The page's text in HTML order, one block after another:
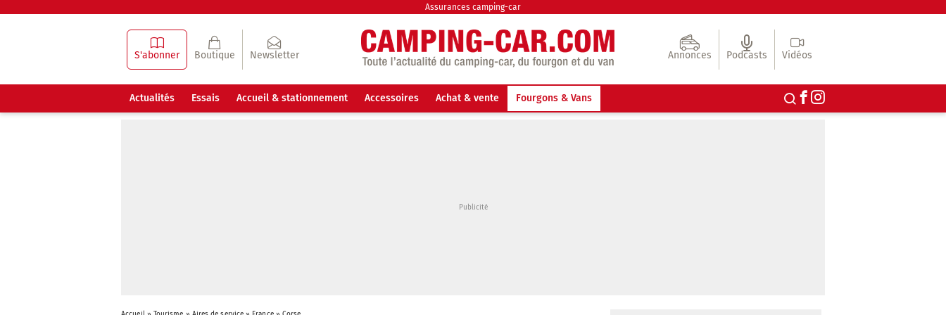
Assurances camping-car
S'abonner Boutique Newsletter Annonces Podcasts Vidéos
Actualités Essais Accueil & stationnement Accessoires Achat & vente Fourgons & Vans